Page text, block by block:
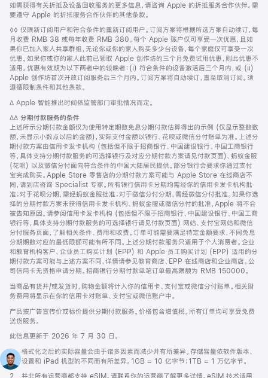
如需获得有关折抵及设备回收服务的更多信息，请咨询 Apple 的折抵服务合作伙伴。需
要遵守 Apple 的折抵服务合作伙伴的其他条款。
脚
注
◊◊ 仅限新订阅用户和符合条件的重新订阅用户。订阅方案将根据所选方案自动续订，每
月收费 RMB 38 或每年收费 RMB 380。每个 Apple 账户仅可享受一次优惠，且如
果你已加入家人共享群组，无论你或你的家人购买多少台设备，每个家庭仅可享受一次
优惠。如果你或你的家人此前已领取 Apple 创作坊的三个月免费试用优惠，则此优惠不
适用。优惠有效期为以下两者中的较晚者：(i) 符合条件的设备激活后三个月内，或 (ii)
Apple 创作坊首次开放订阅服务后三个月内。订阅方案将自动续订，直至取消订阅。须
遵循限制条件和其他条款。
脚
∆ Apple 智能推出时间依监管部门审批情况而定。
脚
注
∆∆ 分期付款服务的条件
上述所示分期付款金额仅为使用特定期数免息分期付款估算得出的示例 (仅显示整数数
额，未显示小数点以后的金额)，实际支付金额以银行、花呗或微信分付账单为准。上述分
期付款方案由信用卡发卡机构 (包括但不限于招商银行、中国建设银行、中国工商银行
等，具体支持分期付款服务的可选择银行及对应分期付款方案请见付款页面)、蚂蚁金服
(花呗) 以及微信分付面向符合条件的中国大陆居民提供。部分银行会要求你通过支付
宝完成购买。Apple Store 零售店的分期付款方案可能与 Apple Store 在线商店不
同，请到店咨询 Specialist 专家。所有银行信用卡分期均需经你的信用卡发卡机构批
准；对于花呗分期，需经蚂蚁金服批准；对于微信分付分期，需经微信分付批准。如果你选
择的分期付款方案未获得信用卡发卡机构、蚂蚁金服或微信分付的批准，Apple 将不会
被告知原因。请参阅信用卡发卡机构 (包括但不限于招商银行、中国建设银行、中国工商
银行等，具体支持分期付款服务的可选择银行请见付款页面) 网站、支付宝网站和微信
分付服务页面，了解相关条件、费用和收费。订单可能需要满足特定金额要求，不同免息
分期期数对应的最低限额可能有所不同。上述分期付款服务只适用于个人消费者。企业
和教育机构客户、企业员工购买计划 (EPP) 和 Apple 员工购买计划 (EPP) 适用的分
期付款方案可能与上述方案不同，详情请参见教育商店、EPP 在线商店和企业商店。公
司信用卡无资格申请分期。招商银行分期付款单笔订单最高限额为 RMB 150000。
当商品有货并/或发货时，购物金额将计入你的信用卡、支付宝或微信分付账单。相关财
务费用将显示在你的信用卡对账单、支付宝或微信账户中。
产品按广告宣传价或标价提供分期付款服务。价格包含增值税。所有订单均可享受免费
送货服务。
此信息更新于 2026 年 7 月 30 日。
脚
注
1.
格式化之后的实际容量会由于诸多因素而减少并有所差异。存储容量依软件版本、
设置和 iPad 机型的不同而有所差异。1GB = 10 亿字节；1TB = 1 万亿字节。
脚
2. 并非所有运营商都支持 eSIM。请联系你的运营商了解更多详情。eSIM 技术适用